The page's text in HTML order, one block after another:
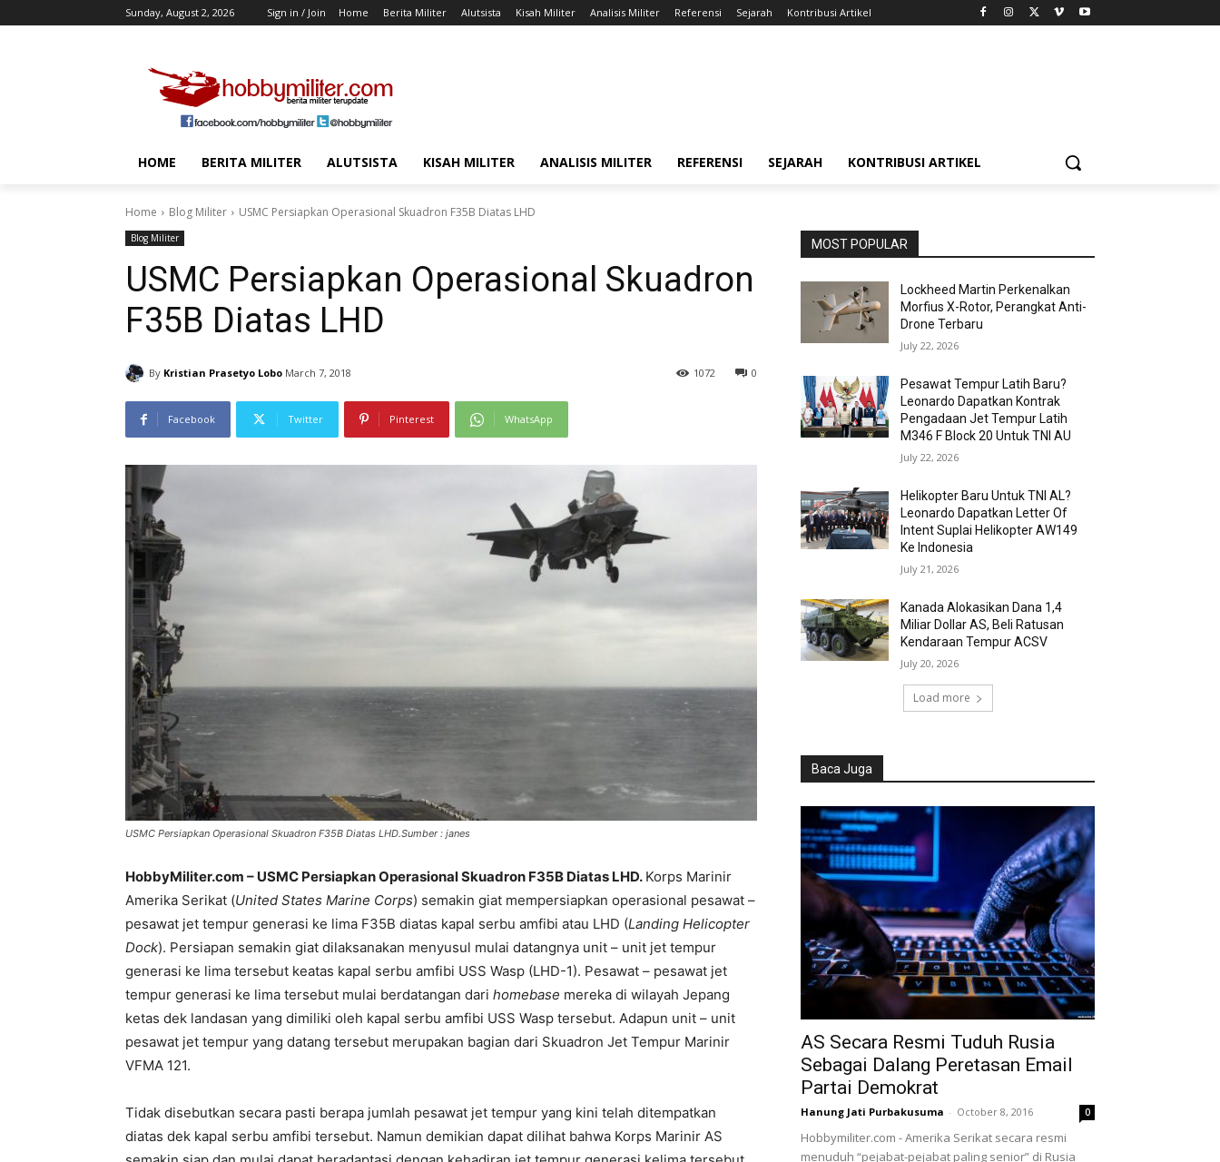
Sunday, August 2, 2026 Sign in / Join Home Berita Militer Alutsista Kisah Militer Analisis Militer Referensi Sejarah Kontribusi Artikel
HOME BERITA MILITER ALUTSISTA KISAH MILITER ANALISIS MILITER REFERENSI SEJARAH KONTRIBUSI ARTIKEL
Home Blog Militer USMC Persiapkan Operasional Skuadron F35B Diatas LHD
Blog Militer
USMC Persiapkan Operasional Skuadron
F35B Diatas LHD
By Kristian Prasetyo Lobo March 7, 2018 0
1072
Facebook Twitter Pinterest WhatsApp
USMC Persiapkan Operasional Skuadron F35B Diatas LHD.Sumber : janes
HobbyMiliter.com – USMC Persiapkan Operasional Skuadron F35B Diatas LHD. Korps Marinir
Amerika Serikat (United States Marine Corps) semakin giat mempersiapkan operasional pesawat –
pesawat jet tempur generasi ke lima F35B diatas kapal serbu amfibi atau LHD (Landing Helicopter
Dock). Persiapan semakin giat dilaksanakan menyusul mulai datangnya unit – unit jet tempur
generasi ke lima tersebut keatas kapal serbu amfibi USS Wasp (LHD-1). Pesawat – pesawat jet
tempur generasi ke lima tersebut mulai berdatangan dari homebase mereka di wilayah Jepang
ketas dek landasan yang dimiliki oleh kapal serbu amfibi USS Wasp tersebut. Adapun unit – unit
pesawat jet tempur yang datang tersebut merupakan bagian dari Skuadron Jet Tempur Marinir
VFMA 121.
Tidak disebutkan secara pasti berapa jumlah pesawat jet tempur yang kini telah ditempatkan
diatas dek kapal serbu amfibi tersebut. Namun demikian dapat dilihat bahwa Korps Marinir AS
MOST POPULAR
Lockheed Martin Perkenalkan
Morfius X-Rotor, Perangkat Anti-
Drone Terbaru
July 22, 2026
Pesawat Tempur Latih Baru?
Leonardo Dapatkan Kontrak
Pengadaan Jet Tempur Latih
M346 F Block 20 Untuk TNI AU
July 22, 2026
Helikopter Baru Untuk TNI AL?
Leonardo Dapatkan Letter Of
Intent Suplai Helikopter AW149
Ke Indonesia
July 21, 2026
Kanada Alokasikan Dana 1,4
Miliar Dollar AS, Beli Ratusan
Kendaraan Tempur ACSV
July 20, 2026
Load more
Baca Juga
AS Secara Resmi Tuduh Rusia
Sebagai Dalang Peretasan Email
Partai Demokrat
Hanung Jati Purbakusuma - October 8, 2016 0
Hobbymiliter.com - Amerika Serikat secara resmi
menuduh “pejabat-pejabat paling senior” di Rusia